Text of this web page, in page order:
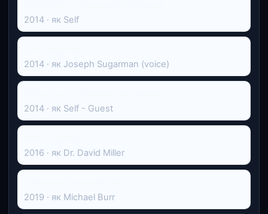
2014 · як Self
2014 · як Joseph Sugarman (voice)
2014 · як Self - Guest
2016 · як Dr. David Miller
2019 · як Michael Burr